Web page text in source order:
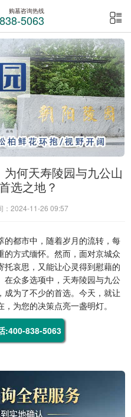
购墓咨询热线
5063
为何天寿陵园与九公山
选之地？
：2024-11-26 09:57
的都市中，随着岁月的流转，每
方式缅怀。然而，面对京城众
托哀思，又能让心灵得到慰藉的
众多选项中， 天寿陵园与九公
成为了不少的首选。今天，就让
为您的决策点亮一盏明灯。
:400-838-5063